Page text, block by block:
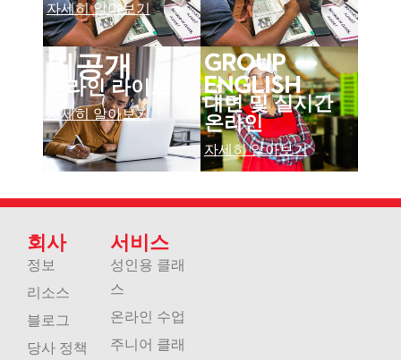
자세히 알아보기
비공개
온라인 라이브
자세히 알아보기
Group
English
대면 및 실시간
온라인
자세히 알아보기
회사
정보
리소스
블로그
당사 정책
서비스
성인용 클래
스
온라인 수업
주니어 클래